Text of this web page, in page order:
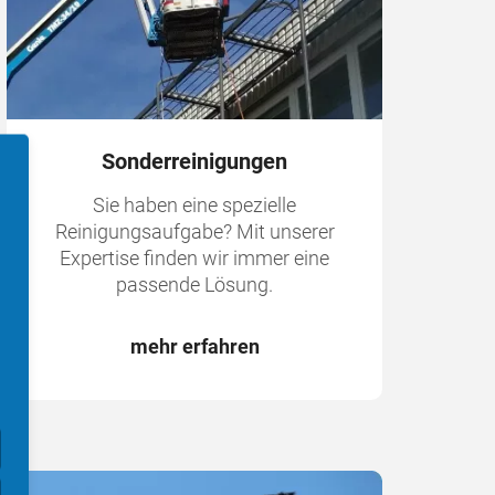
Sonderreinigungen
Sie haben eine spezielle
Reinigungsaufgabe? Mit unserer
Expertise finden wir immer eine
passende Lösung.
mehr erfahren